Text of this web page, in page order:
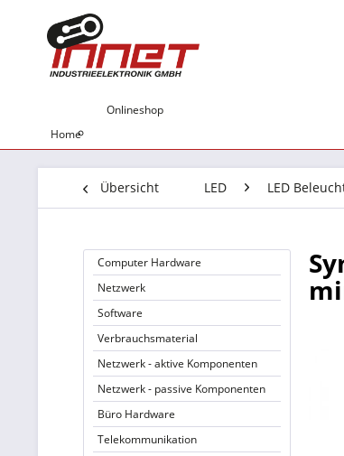
Home
Onlineshop
Übersicht LED LED
Computer Hardware
Netzwerk
Software
Verbrauchsmaterial
Netzwerk - aktive Komponenten
Netzwerk - passive Komponenten
Büro Hardware
Telekommunikation